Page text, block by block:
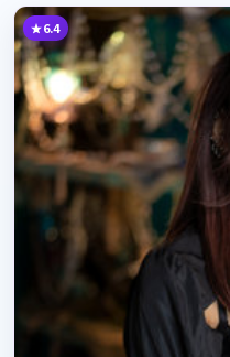
6.4